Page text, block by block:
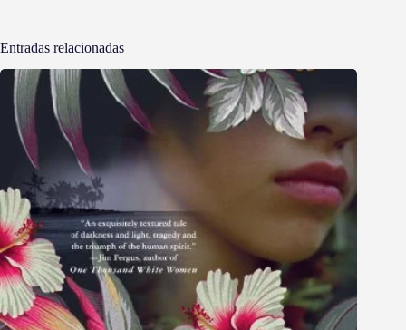
Entradas relacionadas